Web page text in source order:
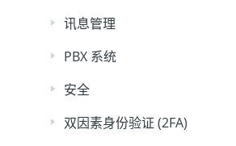
讯息管理
PBX 系统
安全
双因素身份验证 (2FA)